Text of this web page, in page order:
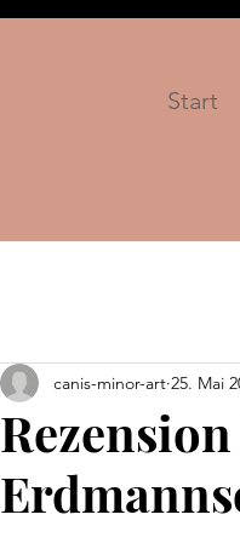
Start
canis-minor-art 25. Mai